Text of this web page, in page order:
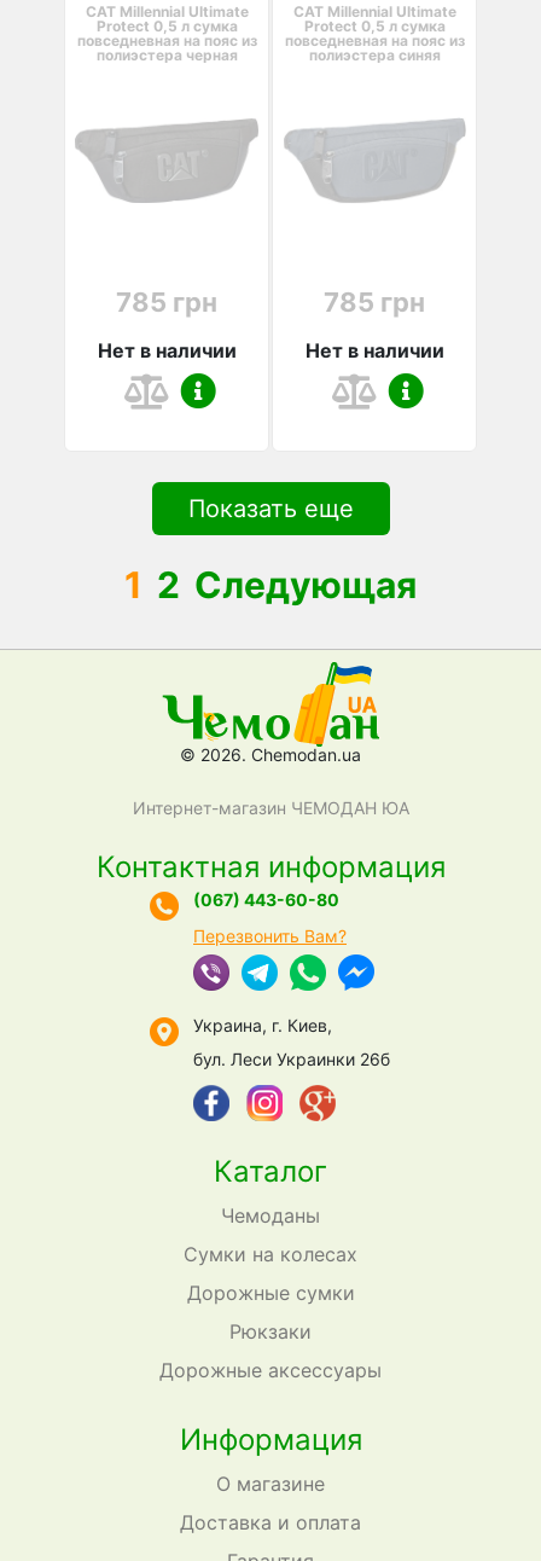
CAT Millennial Ultimate
Protect 0,5 л cумка
повседневная на пояс из
полиэстера черная
785 грн
Нет в наличии
CAT Millennial Ultimate
Protect 0,5 л cумка
повседневная на пояс из
полиэстера синяя
785 грн
Нет в наличии
Показать еще
1 2 Следующая
© 2026. Chemodan.ua
Интернет-магазин ЧЕМОДАН ЮА
Каталог
Чемоданы
Сумки на колесах
Дорожные сумки
Рюкзаки
Дорожные аксессуары
Информация
О магазине
Доставка и оплата
Контактная информация
(067) 443-60-80
Перезвонить Вам?
Украина, г. Киев,
бул. Леси Украинки 26б